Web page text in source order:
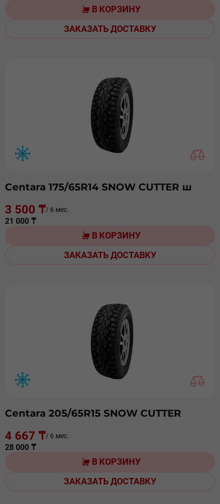
В КОРЗИНУ
ЗАКАЗАТЬ ДОСТАВКУ
Centara 175/65R14 SNOW CUTTER ш
3 500 ₸/ 6 мес.
21 000 ₸
В КОРЗИНУ
ЗАКАЗАТЬ ДОСТАВКУ
Centara 205/65R15 SNOW CUTTER
4 667 ₸/ 6 мес.
28 000 ₸
В КОРЗИНУ
ЗАКАЗАТЬ ДОСТАВКУ